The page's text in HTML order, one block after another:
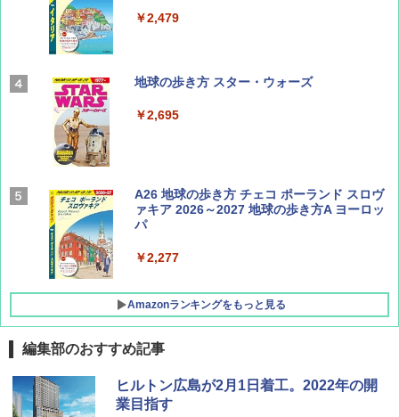
Coyote No.89 特集 星野道夫 夢見る旅
￥1,540
AIRLINE（エアライン）2026年9月号【特
集】ボーイング110周年を祝して！
￥2,479
地球の歩き方 スター・ウォーズ
￥2,695
A26 地球の歩き方 チェコ ポーランド スロヴ
ァキア 2026～2027 地球の歩き方A ヨーロッ
パ
￥2,277
Amazonランキングをもっと見る
[キャンパーズコレクション 山善] ポップアッ
プテント 傘みたいに広げて畳める パッとサ
ッとサンシェード キューブ フルクローズ メ
DEWEL パラソル 大型 ビーチ アウトドアパ
ラソル ガーデン サイトシート付 折りたたみ
防水 UVカット 4段階高さ調整 軽量 収納袋付
編集部のおすすめ記事
ヒルトン広島が2月1日着工。2022年の開
業目指す